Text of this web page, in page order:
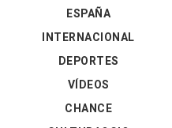
ESPAÑA
INTERNACIONAL
DEPORTES
VÍDEOS
CHANCE